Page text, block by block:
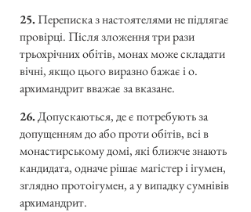
25.Переписка з настоятелями не підлягає
провірці. Після зложення три рази
трьохрічних обітів, монах може складати
вічні, якщо цього виразно бажає і о.
архимандрит вважає за вказане.
26.Допускаються, де є потребують за
допущенням до або проти обітів, всі в
монастирському домі, які ближче знають
кандидата, одначе рішає магістер і ігумен,
зглядно протоігумен, а у випадку сумнівів
архимандрит.